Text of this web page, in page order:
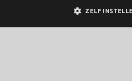
ZELF